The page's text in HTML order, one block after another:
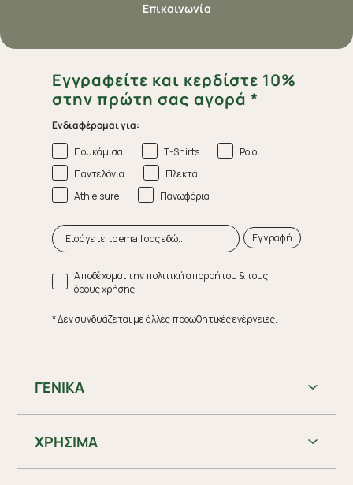
Επικοινωνία
ΓΕΝΙΚΑ
ΧΡHΣΙΜΑ
Εγγραφείτε και κερδίστε 10%
στην πρώτη σας αγορά *
Ενδιαφέρομαι για:
Πουκάμισα
T-Shirts
Polo
Παντελόνια
Πλεκτά
Athleisure
Πανωφόρια
Εγγραφή
Αποδέχομαι την πολιτική απορρήτου & τους
όρους χρήσης.
* Δεν συνδυάζεται με άλλες προωθητικές ενέργειες.